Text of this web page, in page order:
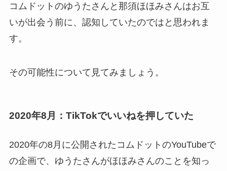
コムドットのゆうたさんと那須ほほみさんはお互
いが出会う前に、認知していたのではと思われま
す。
その可能性について見てみましょう。
2020年8月：TikTokでいいねを押していた
2020年の8月に公開されたコムドットのYouTubeで
の企画で、ゆうたさんがほほみさんのことを知っ